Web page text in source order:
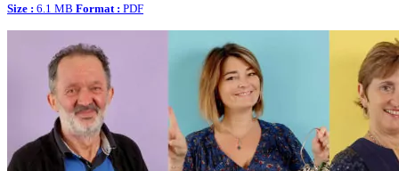
Size : 6.1 MB Format : PDF